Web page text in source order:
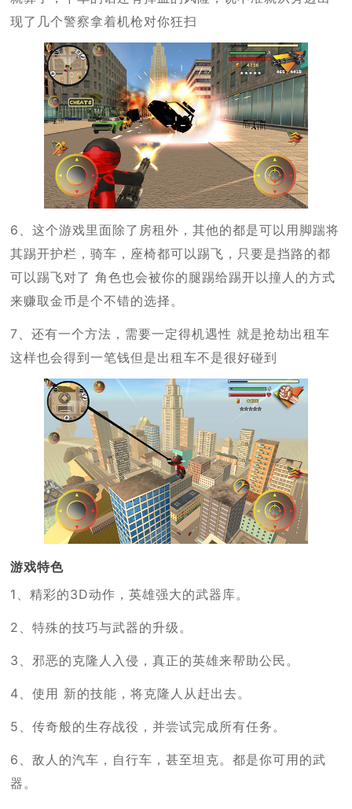
现了几个警察拿着机枪对你狂扫
6、这个游戏里面除了房租外，其他的都是可以用脚踹将
其踢开护栏，骑车，座椅都可以踢飞，只要是挡路的都
可以踢飞对了 角色也会被你的腿踢给踢开以撞人的方式
来赚取金币是个不错的选择。
7、还有一个方法，需要一定得机遇性 就是抢劫出租车
这样也会得到一笔钱但是出租车不是很好碰到
游戏特色
1、精彩的3D动作，英雄强大的武器库。
2、特殊的技巧与武器的升级。
3、邪恶的克隆人入侵，真正的英雄来帮助公民。
4、使用 新的技能，将克隆人从赶出去。
5、传奇般的生存战役，并尝试完成所有任务。
6、敌人的汽车，自行车，甚至坦克。都是你可用的武
器。